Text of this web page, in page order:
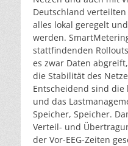
Deutschland
alles lokal geregelt
werden.
stattfindenden
es zwar Daten
die Stabilität des
Entscheidend sind
und das
Speicher, Speicher.
Verteil- und
der Vor-EEG-Zeiten